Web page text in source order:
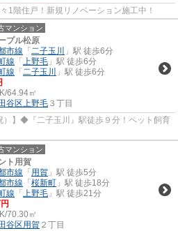
1階住戸！新規リノベーション施工中！
マンション
プル松原
市線 「 二子玉川
」駅 徒歩6分
線 「 上野毛 」駅 徒歩6分
線 「 二子玉川
」駅 徒歩6分
64.94㎡
谷区上野毛 ３丁目
）】◆『二子玉川』駅徒歩９分！ペット飼育
マンション
ト用賀
市線 「 用賀 」駅 徒歩5分
市線 「 桜新町 」駅 徒歩18分
線 「 上野毛 」駅 徒歩21分
70.30㎡
谷区用賀 ２丁目